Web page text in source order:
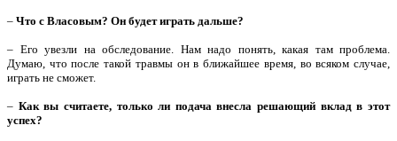
– Что с Власовым? Он будет играть дальше?
– Его увезли на обследование. Нам надо понять, какая там проблема.
Думаю, что после такой травмы он в ближайшее время, во всяком случае,
играть не сможет.
– Как вы считаете, только ли подача внесла решающий вклад в этот
успех?